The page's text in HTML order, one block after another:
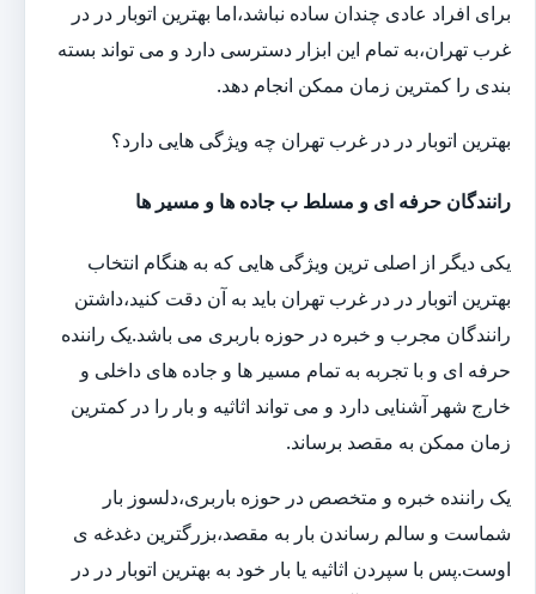
برای افراد عادی چندان ساده نباشد،اما بهترین اتوبار در در
غرب تهران،به تمام این ابزار دسترسی دارد و می تواند بسته
بندی را کمترین زمان ممکن انجام دهد.
بهترین اتوبار در در غرب تهران چه ویژگی هایی دارد؟
رانندگان حرفه ای و مسلط ب جاده ها و مسیر ها
یکی دیگر از اصلی ترین ویژگی هایی که به هنگام انتخاب
بهترین اتوبار در در غرب تهران باید به آن دقت کنید،داشتن
رانندگان مجرب و خبره در حوزه باربری می باشد.یک راننده
حرفه ای و با تجربه به تمام مسیر ها و جاده های داخلی و
خارج شهر آشنایی دارد و می تواند اثاثیه و بار را در کمترین
زمان ممکن به مقصد برساند.
یک راننده خبره و متخصص در حوزه باربری،دلسوز بار
شماست و سالم رساندن بار به مقصد،بزرگترین دغدغه ی
اوست.پس با سپردن اثاثیه یا بار خود به بهترین اتوبار در در